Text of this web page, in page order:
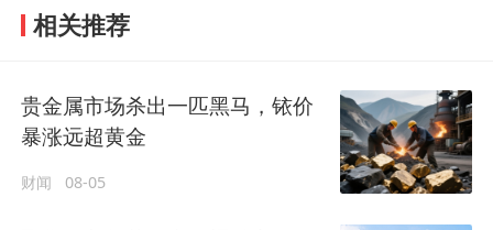
相关推荐
贵金属市场杀出一匹黑马，铱价
暴涨远超黄金
财闻 08-05